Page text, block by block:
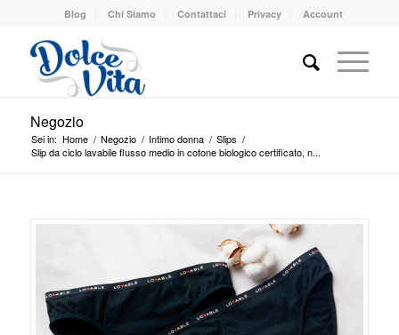
Blog Chi Siamo Contattaci Privacy Account
Negozio
Sei in: Home / Negozio / Intimo donna / Slips /
Slip da ciclo lavabile flusso medio in cotone biologico certificato, n...